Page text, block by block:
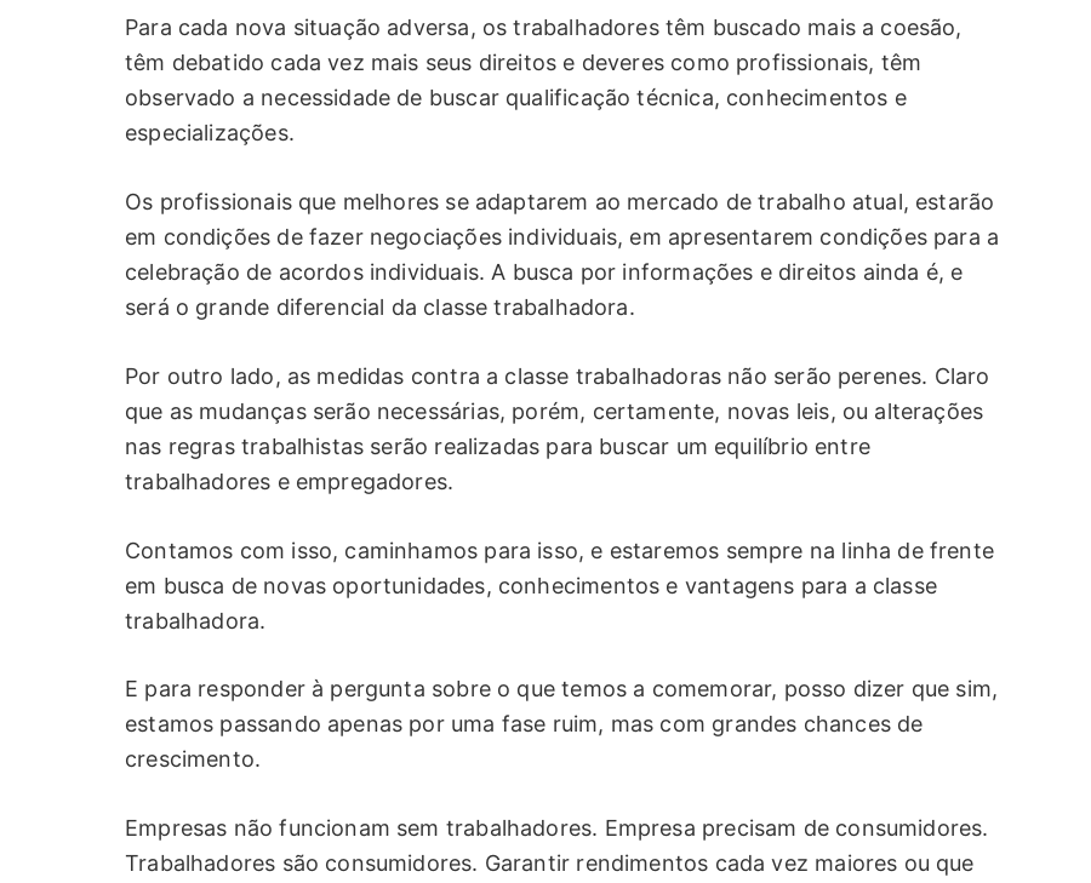
Para cada nova situação adversa, os trabalhadores têm buscado mais a coesão,
têm debatido cada vez mais seus direitos e deveres como profissionais, têm
observado a necessidade de buscar qualificação técnica, conhecimentos e
especializações.
Os profissionais que melhores se adaptarem ao mercado de trabalho atual, estarão
em condições de fazer negociações individuais, em apresentarem condições para a
celebração de acordos individuais. A busca por informações e direitos ainda é, e
será o grande diferencial da classe trabalhadora.
Por outro lado, as medidas contra a classe trabalhadoras não serão perenes. Claro
que as mudanças serão necessárias, porém, certamente, novas leis, ou alterações
nas regras trabalhistas serão realizadas para buscar um equilíbrio entre
trabalhadores e empregadores.
Contamos com isso, caminhamos para isso, e estaremos sempre na linha de frente
em busca de novas oportunidades, conhecimentos e vantagens para a classe
trabalhadora.
E para responder à pergunta sobre o que temos a comemorar, posso dizer que sim,
estamos passando apenas por uma fase ruim, mas com grandes chances de
crescimento.
Empresas não funcionam sem trabalhadores. Empresa precisam de consumidores.
Trabalhadores são consumidores. Garantir rendimentos cada vez maiores ou que